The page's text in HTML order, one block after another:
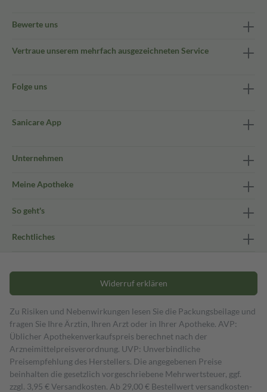
Bewerte uns
Vertraue unserem mehrfach ausgezeichneten Service
Folge uns
Sanicare App
Unternehmen
Meine Apotheke
So geht's
Rechtliches
Widerruf erklären
Zu Risiken und Nebenwirkungen lesen Sie die Packungsbeilage und
fragen Sie Ihre Ärztin, Ihren Arzt oder in Ihrer Apotheke. AVP:
Üblicher Apothekenverkaufspreis berechnet nach der
Arzneimittelpreisverordnung. UVP: Unverbindliche
Preisempfehlung des Herstellers. Die angegebenen Preise
beinhalten die gesetzlich vorgeschriebene Mehrwertsteuer, ggf.
zzgl. 3,95 € Versandkosten. Ab 29,00 € Bestell­wert versand­kosten­